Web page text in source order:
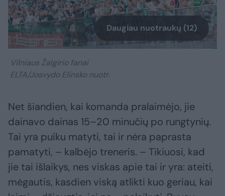
Daugiau nuotraukų (12)
Vilniaus Žalgirio fanai
ELTA/Josvydo Elinsko nuotr.
Net šiandien, kai komanda pralaimėjo, jie
dainavo dainas 15–20 minučių po rungtynių.
Tai yra puiku matyti, tai ir nėra paprasta
pamatyti, – kalbėjo treneris. – Tikiuosi, kad
jie tai išlaikys, nes viskas apie tai ir yra: ateiti,
mėgautis, kasdien viską atlikti kuo geriau, kai